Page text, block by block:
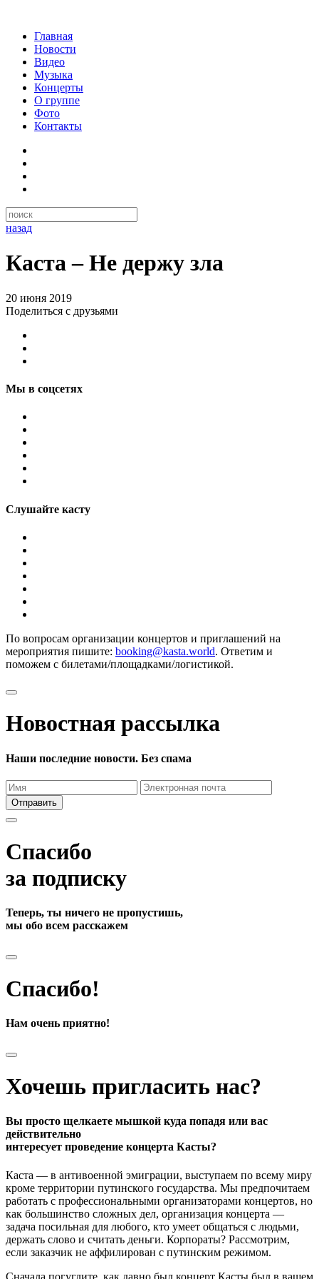
Главная
Новости
Видео
Музыка
Концерты
О группе
Фото
Контакты
назад
Каста – Не держу зла
20 июня 2019
Поделиться с друзьями
Мы в соцсетях
Слушайте касту
По вопросам организации концертов и приглашений на
мероприятия пишите: booking@kasta.world. Ответим и
поможем с билетами/площадками/логистикой.
Новостная рассылка
Наши последние новости. Без спама
Отправить
Спасибо
за подписку
Теперь, ты ничего не пропустишь,
мы обо всем расскажем
Спасибо!
Нам очень приятно!
Хочешь пригласить нас?
Вы просто щелкаете мышкой куда попадя или вас
действительно
интересует проведение концерта Касты?
Каста — в антивоенной эмиграции, выступаем по всему миру
кроме территории путинского государства. Мы предпочитаем
работать с профессиональными организаторами концертов, но
как большинство сложных дел, организация концерта —
задача посильная для любого, кто умеет общаться с людьми,
держать слово и считать деньги. Корпораты? Рассмотрим,
если заказчик не аффилирован с путинским режимом.
Сначала погуглите, как давно был концерт Касты был в вашем